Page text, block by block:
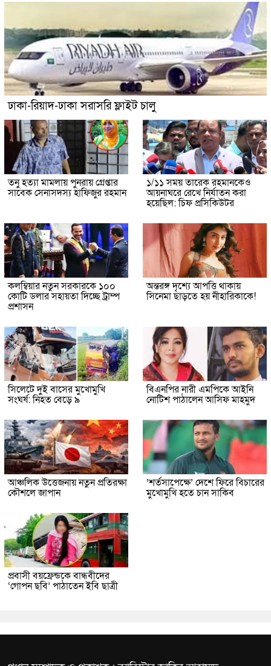
ঢাকা-রিয়াদ-ঢাকা সরাসরি ফ্লাইট চালু
তনু হত্যা মামলায় পুনরায় গ্রেপ্তার
সাবেক সেনাসদস্য হাফিজুর রহমান
১/১১ সময় তারেক রহমানকেও
আয়নাঘরে রেখে নির্যাতন করা
হয়েছিল: চিফ প্রসিকিউটর
কলম্বিয়ার নতুন সরকারকে ১০০
কোটি ডলার সহায়তা দিচ্ছে ট্রাম্প
প্রশাসন
অন্তরঙ্গ দৃশ্যে আপত্তি থাকায়
সিনেমা ছাড়তে হয় নীহারিকাকে!
সিলেটে দুই বাসের মুখোমুখি
সংঘর্ষ: নিহত বেড়ে ৯
বিএনপির নারী এমপিকে আইনি
নোটিশ পাঠালেন আসিফ মাহমুদ
আঞ্চলিক উত্তেজনায় নতুন প্রতিরক্ষা
কৌশলে জাপান
‘শর্তসাপেক্ষে’ দেশে ফিরে বিচারের
মুখোমুখি হতে চান সাকিব
প্রবাসী বয়ফ্রেন্ডকে বান্ধবীদের
‘গোপন ছবি’ পাঠাতেন ইবি ছাত্রী